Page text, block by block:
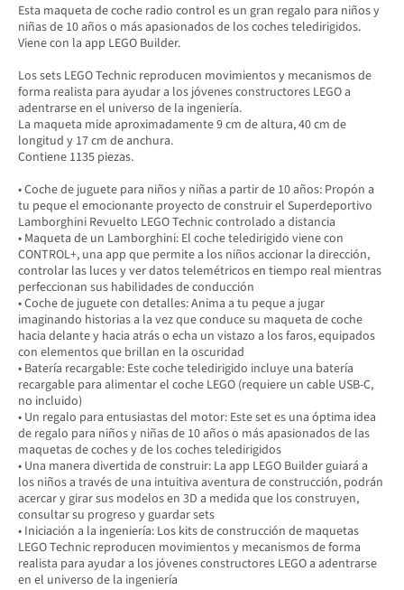
Esta maqueta de coche radio control es un gran regalo para niños y
niñas de 10 años o más apasionados de los coches teledirigidos.
Viene con la app LEGO Builder.
Los sets LEGO Technic reproducen movimientos y mecanismos de
forma realista para ayudar a los jóvenes constructores LEGO a
adentrarse en el universo de la ingeniería.
La maqueta mide aproximadamente 9 cm de altura, 40 cm de
longitud y 17 cm de anchura.
Contiene 1135 piezas.
• Coche de juguete para niños y niñas a partir de 10 años: Propón a
tu peque el emocionante proyecto de construir el Superdeportivo
Lamborghini Revuelto LEGO Technic controlado a distancia
• Maqueta de un Lamborghini: El coche teledirigido viene con
CONTROL+, una app que permite a los niños accionar la dirección,
controlar las luces y ver datos telemétricos en tiempo real mientras
perfeccionan sus habilidades de conducción
• Coche de juguete con detalles: Anima a tu peque a jugar
imaginando historias a la vez que conduce su maqueta de coche
hacia delante y hacia atrás o echa un vistazo a los faros, equipados
con elementos que brillan en la oscuridad
• Batería recargable: Este coche teledirigido incluye una batería
recargable para alimentar el coche LEGO (requiere un cable USB-C,
no incluido)
• Un regalo para entusiastas del motor: Este set es una óptima idea
de regalo para niños y niñas de 10 años o más apasionados de las
maquetas de coches y de los coches teledirigidos
• Una manera divertida de construir: La app LEGO Builder guiará a
los niños a través de una intuitiva aventura de construcción, podrán
acercar y girar sus modelos en 3D a medida que los construyen,
consultar su progreso y guardar sets
• Iniciación a la ingeniería: Los kits de construcción de maquetas
LEGO Technic reproducen movimientos y mecanismos de forma
realista para ayudar a los jóvenes constructores LEGO a adentrarse
en el universo de la ingeniería